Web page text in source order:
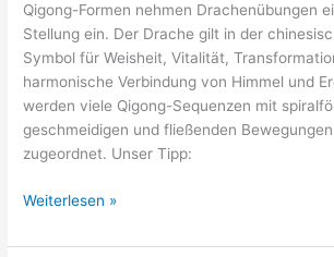
Qigong-Formen nehmen Drachenübungen
Stellung ein. Der Drache gilt in der
Symbol für Weisheit, Vitalität,
harmonische Verbindung von Himmel und
werden viele Qigong-Sequenzen mit
geschmeidigen und fließenden
zugeordnet. Unser Tipp:
Qigong
Übungen
Weiterlesen »